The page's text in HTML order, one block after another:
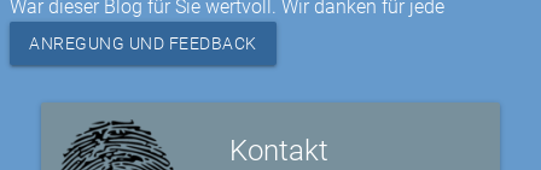
War dieser Blog für Sie wertvoll. Wir danken für jede
ANREGUNG UND FEEDBACK
Kontakt